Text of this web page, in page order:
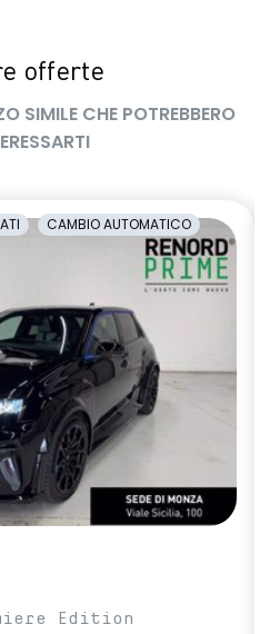
offerte
SIMILE CHE POTREBBERO
CAMBIO AUTOMATICO
Edition